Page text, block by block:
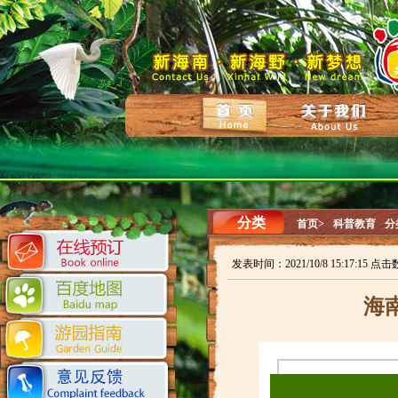
分类 首页> 科普教育 分
发表时间：2021/10/8 15:17:15 点击
海